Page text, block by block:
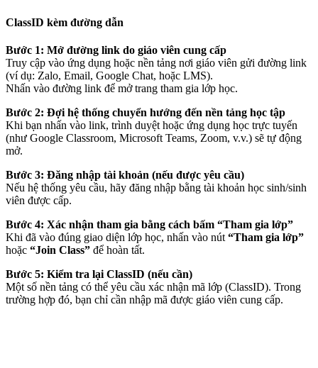
ClassID kèm đường dẫn
Bước 1: Mở đường link do giáo viên cung cấp
Truy cập vào ứng dụng hoặc nền tảng nơi giáo viên gửi đường link
(ví dụ: Zalo, Email, Google Chat, hoặc LMS).
Nhấn vào đường link để mở trang tham gia lớp học.
Bước 2: Đợi hệ thống chuyển hướng đến nền tảng học tập
Khi bạn nhấn vào link, trình duyệt hoặc ứng dụng học trực tuyến
(như Google Classroom, Microsoft Teams, Zoom, v.v.) sẽ tự động
mở.
Bước 3: Đăng nhập tài khoản (nếu được yêu cầu)
Nếu hệ thống yêu cầu, hãy đăng nhập bằng tài khoản học sinh/sinh
viên được cấp.
Bước 4: Xác nhận tham gia bằng cách bấm “Tham gia lớp”
Khi đã vào đúng giao diện lớp học, nhấn vào nút “Tham gia lớp”
hoặc “Join Class” để hoàn tất.
Bước 5: Kiểm tra lại ClassID (nếu cần)
Một số nền tảng có thể yêu cầu xác nhận mã lớp (ClassID). Trong
trường hợp đó, bạn chỉ cần nhập mã được giáo viên cung cấp.